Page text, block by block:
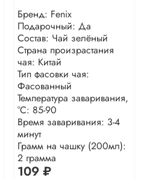
Бренд: Fenix
Подарочный: Да
Состав: Чай зелёный
Страна произрастания
чая: Китай
Тип фасовки чая:
Фасованный
Температура заваривания,
°С: 85-90
Время заваривания: 3-4
минут
Грамм на чашку (200мл):
2 грамма
109 ₽